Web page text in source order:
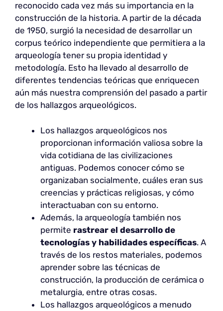
reconocido cada vez más su importancia en la
construcción de la historia. A partir de la década
de 1950, surgió la necesidad de desarrollar un
corpus teórico independiente que permitiera a la
arqueología tener su propia identidad y
metodología. Esto ha llevado al desarrollo de
diferentes tendencias teóricas que enriquecen
aún más nuestra comprensión del pasado a partir
de los hallazgos arqueológicos.
Los hallazgos arqueológicos nos
proporcionan información valiosa sobre la
vida cotidiana de las civilizaciones
antiguas. Podemos conocer cómo se
organizaban socialmente, cuáles eran sus
creencias y prácticas religiosas, y cómo
interactuaban con su entorno.
Además, la arqueología también nos
permite rastrear el desarrollo de
tecnologías y habilidades específicas. A
través de los restos materiales, podemos
aprender sobre las técnicas de
construcción, la producción de cerámica o
metalurgia, entre otras cosas.
Los hallazgos arqueológicos a menudo